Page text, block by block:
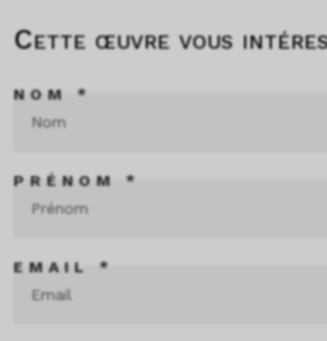
Cette œuvre vous
NOM *
PRÉNOM *
EMAIL *